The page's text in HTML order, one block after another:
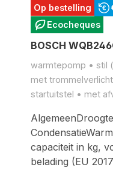
Op bestelling
Ecocheques
BOSCH
warmtepomp • stil
met
startuitstel • met
capaciteit in kg,
belading (EU